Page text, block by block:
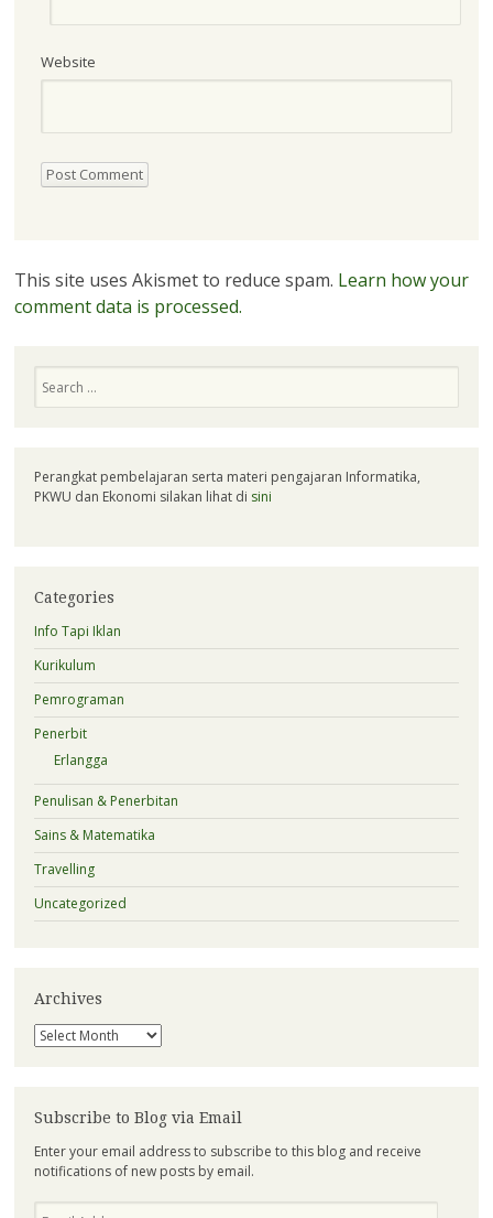
Website
This site uses Akismet to reduce spam. Learn how your
comment data is processed.
Perangkat pembelajaran serta materi pengajaran Informatika,
PKWU dan Ekonomi silakan lihat di sini
Categories
Info Tapi Iklan
Kurikulum
Pemrograman
Penerbit
Erlangga
Penulisan & Penerbitan
Sains & Matematika
Travelling
Uncategorized
Archives
Archives
Subscribe to Blog via Email
Enter your email address to subscribe to this blog and receive
notifications of new posts by email.